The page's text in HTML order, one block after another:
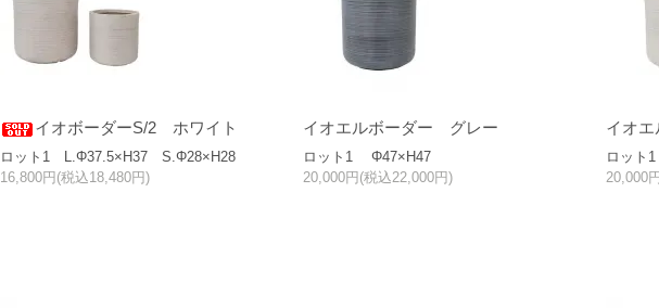
イオボーダーS/2 ホワイト
ロット1 L.Φ37.5×H37 S.Φ28×H28
16,800円(税込18,480円)
イオエルボーダー グレー
ロット1 Φ47×H47
20,000円(税込22,000円)
イオ
ロッ
20,000